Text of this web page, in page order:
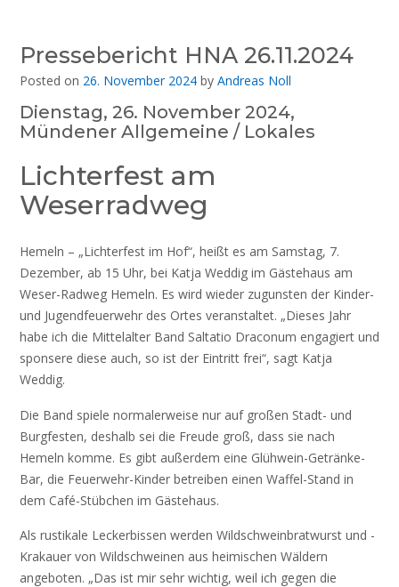
Pressebericht HNA 26.11.2024
Posted on 26. November 2024 by Andreas Noll
Dienstag, 26. November 2024,
Mündener Allgemeine / Lokales
Lichterfest am
Weserradweg
Hemeln – „Lichterfest im Hof“, heißt es am Samstag, 7.
Dezember, ab 15 Uhr, bei Katja Weddig im Gästehaus am
Weser-Radweg Hemeln. Es wird wieder zugunsten der Kinder-
und Jugendfeuerwehr des Ortes veranstaltet. „Dieses Jahr
habe ich die Mittelalter Band Saltatio Draconum engagiert und
sponsere diese auch, so ist der Eintritt frei“, sagt Katja
Weddig.
Die Band spiele normalerweise nur auf großen Stadt- und
Burgfesten, deshalb sei die Freude groß, dass sie nach
Hemeln komme. Es gibt außerdem eine Glühwein-Getränke-
Bar, die Feuerwehr-Kinder betreiben einen Waffel-Stand in
dem Café-Stübchen im Gästehaus.
Als rustikale Leckerbissen werden Wildschweinbratwurst und -
Krakauer von Wildschweinen aus heimischen Wäldern
angeboten. „Das ist mir sehr wichtig, weil ich gegen die